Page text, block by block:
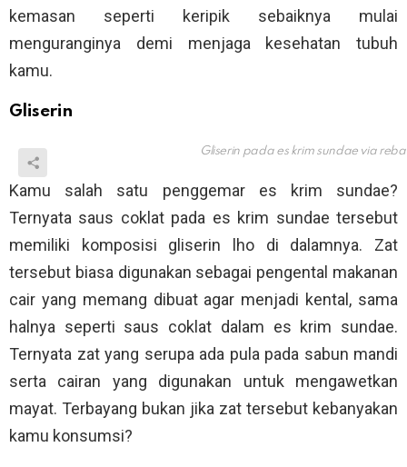
kemasan seperti keripik sebaiknya mulai
menguranginya demi menjaga kesehatan tubuh
kamu.
Gliserin
Gliserin pada es krim sundae via
Kamu salah satu penggemar es krim sundae?
Ternyata saus coklat pada es krim sundae tersebut
memiliki komposisi gliserin lho di dalamnya. Zat
tersebut biasa digunakan sebagai pengental makanan
cair yang memang dibuat agar menjadi kental, sama
halnya seperti saus coklat dalam es krim sundae.
Ternyata zat yang serupa ada pula pada sabun mandi
serta cairan yang digunakan untuk mengawetkan
mayat. Terbayang bukan jika zat tersebut kebanyakan
kamu konsumsi?